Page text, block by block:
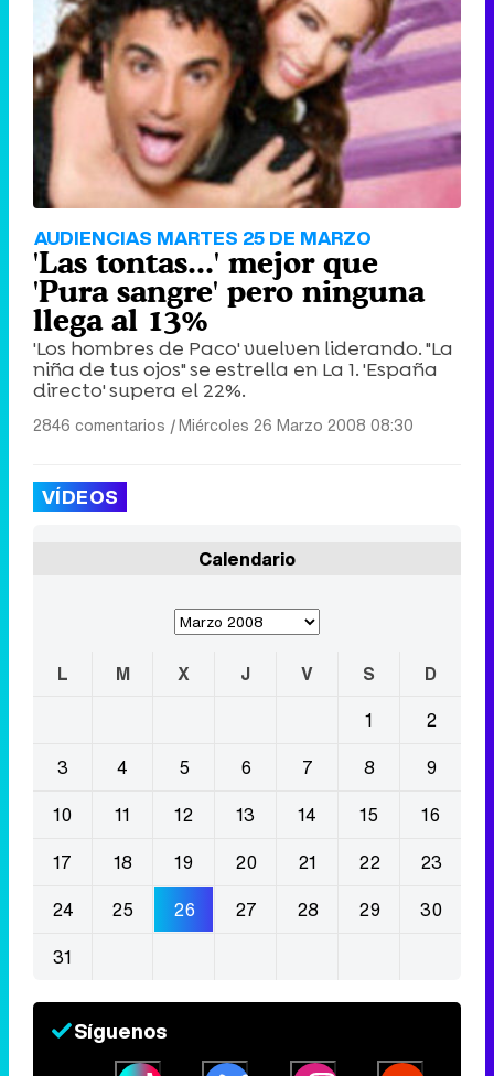
AUDIENCIAS MARTES 25 DE MARZO
'Las tontas...' mejor que
'Pura sangre' pero ninguna
llega al 13%
'Los hombres de Paco' vuelven liderando. "La
niña de tus ojos" se estrella en La 1. 'España
directo' supera el 22%.
2846 comentarios |Miércoles 26 Marzo 2008 08:30
VÍDEOS
Calendario
L M X J V S
D
1
2
3
4 5 6 7 8
9
10
11 12 13 14 15
16
17
18 19 20 21 22
23
24
25 26 27 28 29
30
31
Síguenos